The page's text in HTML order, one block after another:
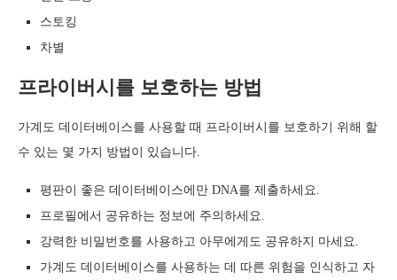
스토킹
차별
프라이버시를 보호하는 방법
가계도 데이터베이스를 사용할 때 프라이버시를 보호하기 위해 할
수 있는 몇 가지 방법이 있습니다.
평판이 좋은 데이터베이스에만 DNA를 제출하세요.
프로필에서 공유하는 정보에 주의하세요.
강력한 비밀번호를 사용하고 아무에게도 공유하지 마세요.
가계도 데이터베이스를 사용하는 데 따른 위험을 인식하고 자